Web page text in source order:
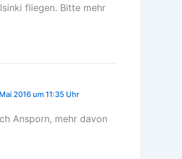
fliegen. Bitte mehr
2016 um 11:35 Uhr
Ansporn, mehr davon